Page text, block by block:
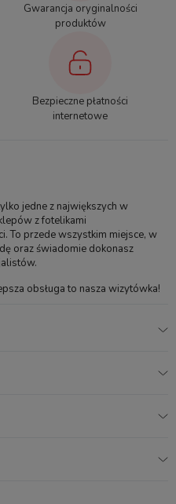
Gwarancja oryginalności
produktów
Bezpieczne płatności
internetowe
jedne z największych w
z fotelikami
To przede wszystkim miejsce, w
oraz świadomie dokonasz
obsługa to nasza wizytówka!